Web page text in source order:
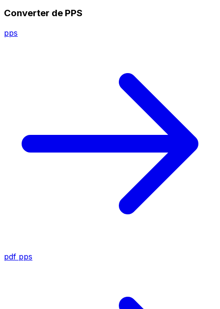
Converter de PPS
pps
pdf pps